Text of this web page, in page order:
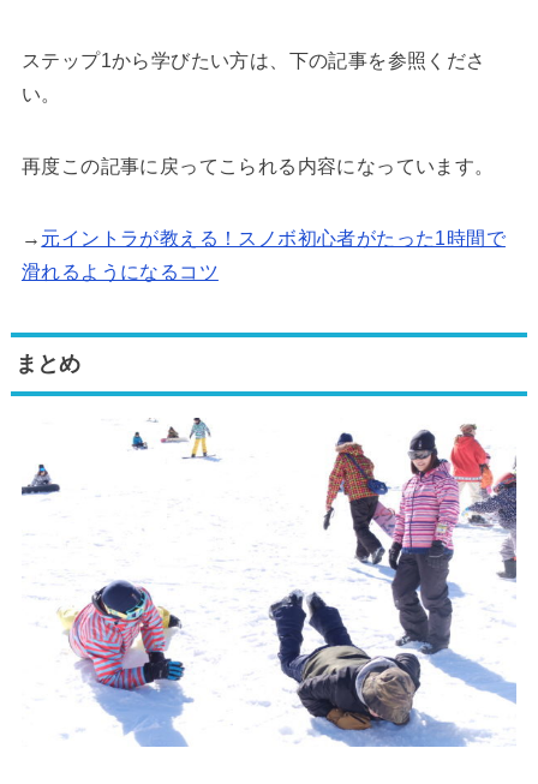
ステップ1から学びたい方は、下の記事を参照くださ
い。
再度この記事に戻ってこられる内容になっています。
→ 元イントラが教える！スノボ初心者がたった1時間で
滑れるようになるコツ
まとめ